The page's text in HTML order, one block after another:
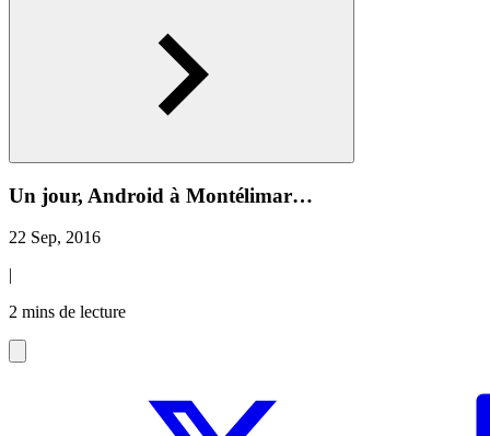
Un jour, Android à Montélimar…
22 Sep, 2016
|
2 mins de lecture